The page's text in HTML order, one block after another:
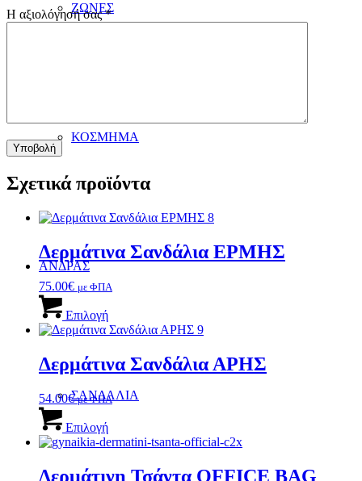
ΖΩΝΕΣ
ΚΟΣΜΗΜΑ
ΑΝΔΡΑΣ
ΣΑΝΔΑΛΙΑ
Η αξιολόγησή σας*
Σχετικά προϊόντα
Δερμάτινα Σανδάλια ΕΡΜΗΣ
75.00€ με ΦΠΑ
Επιλογήτο
προϊόν
πολλαπλές
παραλλαγές.
επιλογές
να
επιλεγούν
σελίδα
Δερμάτινα Σανδάλια ΑΡΗΣ
54.00€ με ΦΠΑ
Επιλογήτο
προϊόν
πολλαπλές
Δερμάτινη Τσάντα OFFICE BAG